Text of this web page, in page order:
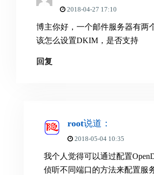
2018-04-27 17:10
博主你好，一个邮件服务器有两
该怎么设置DKIM，是否支持
回复
root说道：
2018-05-04 10:35
我个人觉得可以通过配置
侦听不同端口的方法来配置服